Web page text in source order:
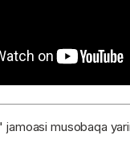
jamoasi musobaqa